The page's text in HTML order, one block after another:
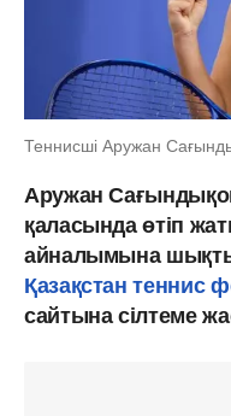
Теннисші Аружан
Аружан
қаласында өтіп
айналымына
Қазақстан теннис
сайтына сілтеме